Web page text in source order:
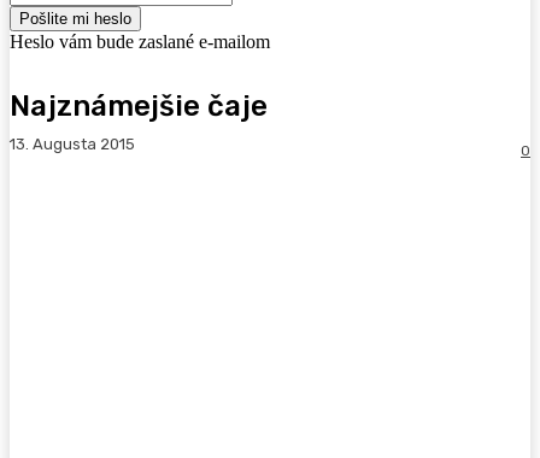
Heslo vám bude zaslané e-mailom
Najznámejšie čaje
13. Augusta 2015 0